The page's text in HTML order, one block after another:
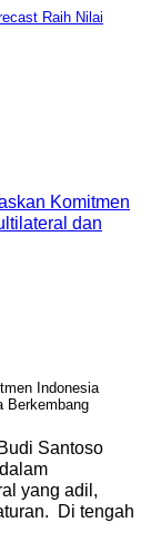
Raih Nilai
Indonesia
Berkembang
Santoso
yang adil,
Di tengah